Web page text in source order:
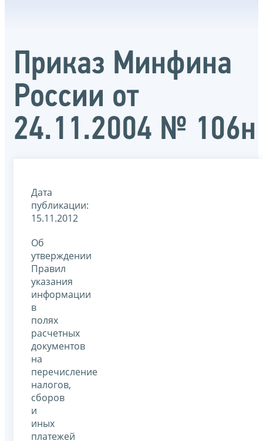
Приказ Минфина
России от
24.11.2004 № 106н
Дата
публикации:
15.11.2012
Об
утверждении
Правил
указания
информации
в
полях
расчетных
документов
на
перечисление
налогов,
сборов
и
иных
платежей